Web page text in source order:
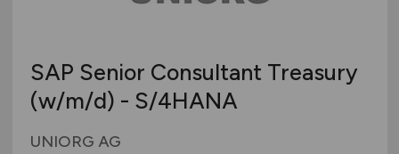
SAP Senior Consultant Treasury
(w/m/d) - S/4HANA
UNIORG AG